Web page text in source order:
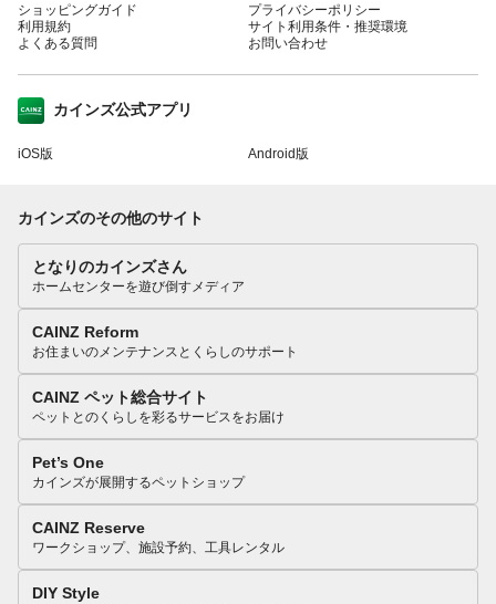
ショッピングガイド
利用規約
よくある質問
プライバシーポリシー
サイト利用条件・推奨環境
お問い合わせ
カインズ公式アプリ
iOS版 Android版
カインズのその他のサイト
となりのカインズさん
ホームセンターを遊び倒すメディア
CAINZ Reform
お住まいのメンテナンスとくらしのサポート
CAINZ ペット総合サイト
ペットとのくらしを彩るサービスをお届け
Pet’s One
カインズが展開するペットショップ
CAINZ Reserve
ワークショップ、施設予約、工具レンタル
DIY Style